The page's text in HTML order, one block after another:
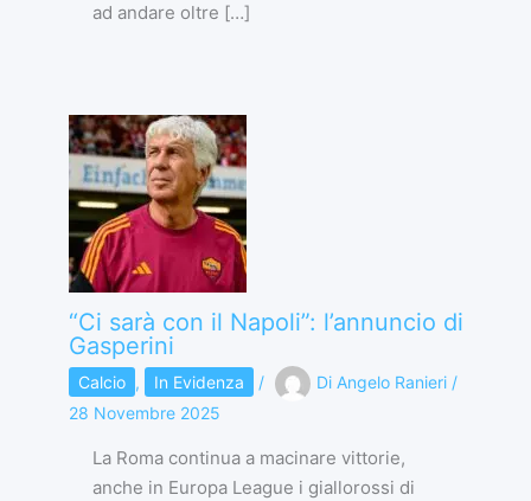
ad andare oltre […]
“Ci sarà con il Napoli”: l’annuncio di
Gasperini
Calcio , In Evidenza / Di Angelo Ranieri /
28 Novembre 2025
La Roma continua a macinare vittorie,
anche in Europa League i giallorossi di